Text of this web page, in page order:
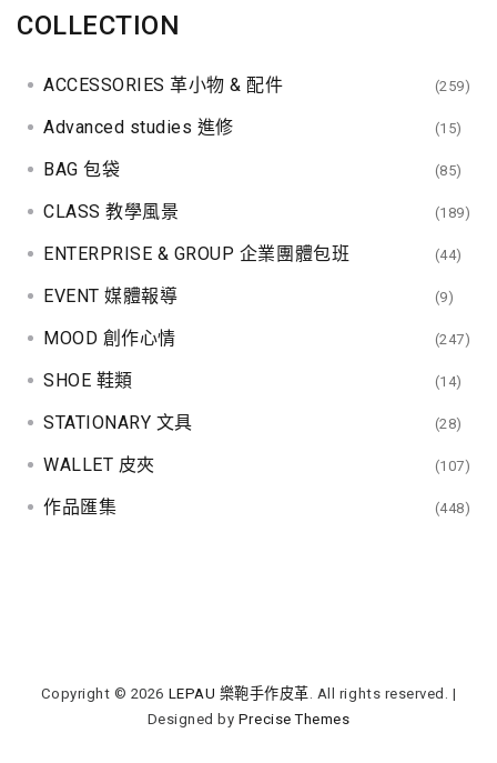
COLLECTION
ACCESSORIES 革小物 & 配件 (259)
Advanced studies 進修 (15)
BAG 包袋 (85)
CLASS 教學風景 (189)
ENTERPRISE & GROUP 企業團體包班 (44)
EVENT 媒體報導 (9)
MOOD 創作心情 (247)
SHOE 鞋類 (14)
STATIONARY 文具 (28)
WALLET 皮夾 (107)
作品匯集 (448)
Copyright © 2026 LEPAU 樂鞄手作皮革 . All rights reserved.
|
Designed by Precise Themes